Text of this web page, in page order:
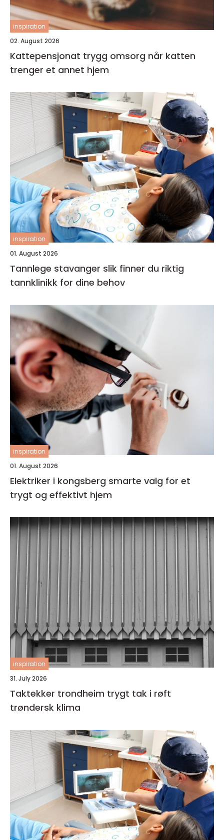
inspiration
02. August 2026
Kattepensjonat trygg omsorg når katten
trenger et annet hjem
inspiration
01. August 2026
Tannlege stavanger slik finner du riktig
tannklinikk for dine behov
inspiration
01. August 2026
Elektriker i kongsberg smarte valg for et
trygt og effektivt hjem
inspiration
31. July 2026
Taktekker trondheim trygt tak i røft
trøndersk klima